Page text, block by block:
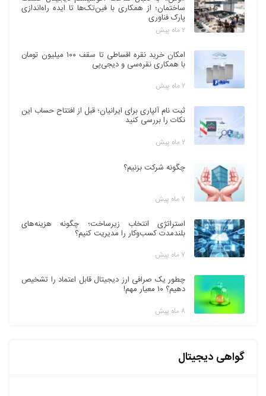
ساختمان؛ از همکاری با فین‌تک‌ها تا ایده راه‌اندازی
پارک فناوری
۲ ماه پیش
امکان خرید نقره اقساطی تا سقف ۱۰۰ میلیون تومان
با همکاری نقره‌سی و دیجی‌پی
۲ ماه پیش
ثبت نام آلپاری برای ایرانیان؛ قبل از افتتاح حساب این
نکات را بررسی کنید
۲ ماه پیش
چگونه شرکت بزنیم؟
۷ ماه پیش
استراتژی انتخاب زیرساخت؛ چگونه هزینه‌های
بلندمدت کسب‌وکار را مدیریت کنیم؟
۷ ماه پیش
چطور یک صرافی ارز دیجیتال قابل اعتماد را تشخیص
دهیم؟ ۱۰ معیار مهم!
۸ ماه پیش
گواهی دیجیتال